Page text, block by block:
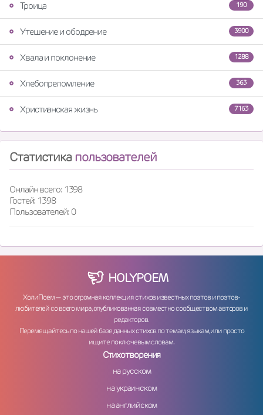
190
Троица
3900
Утешение и ободрение
1288
Хвала и поклонение
363
Хлебопреломление
7163
Христианская жизнь
Статистика пользователей
Онлайн всего: 1398
Гостей: 1398
Пользователей: 0
HOLYPOEM
ХолиПоем — это огромная коллекция стихов известных поэтов и поэтов-
любителей со всего мира, опубликованная совместно сообществом авторов и
редакторов.
Перемещайтесь по нашей базе данных стихов по темам, языкам, или просто
ищите по ключевым словам.
Стихотворения
на русском
на украинском
на английском